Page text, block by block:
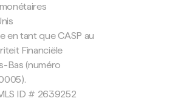
en tant que CASP au
Financiële
Bas (numéro
ID # 2639252